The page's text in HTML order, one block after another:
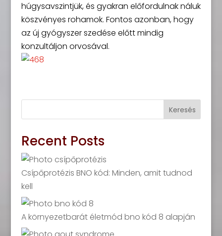
húgysavszintjük, és gyakran előfordulnak náluk
köszvényes rohamok. Fontos azonban, hogy
az új gyógyszer szedése előtt mindig
konzultáljon orvosával.
Keresés
Recent Posts
Csípőprotézis BNO kód: Minden, amit tudnod
kell
A környezetbarát életmód bno kód 8 alapján